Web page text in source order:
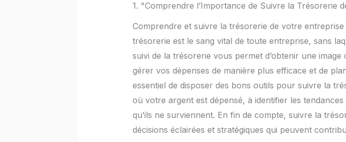
1. "Comprendre l’Importance de Suivre la Trésorerie
Comprendre et suivre la trésorerie de votre
trésorerie est le sang vital de toute entreprise, sans
suivi de la trésorerie vous permet d’obtenir une
gérer vos dépenses de manière plus efficace et de
essentiel de disposer des bons outils pour suivre la
où votre argent est dépensé, à identifier les
qu’ils ne surviennent. En fin de compte, suivre la
décisions éclairées et stratégiques qui peuvent